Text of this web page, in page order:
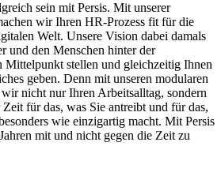
sein mit Persis. Mit unserer
wir Ihren HR-Prozess fit für die
Welt. Unsere Vision dabei damals
und den Menschen hinter der
Mittelpunkt stellen und gleichzeitig Ihnen
geben. Denn mit unseren modularen
nicht nur Ihren Arbeitsalltag, sondern
für das, was Sie antreibt und für das,
wie einzigartig macht. Mit Persis
mit und nicht gegen die Zeit zu